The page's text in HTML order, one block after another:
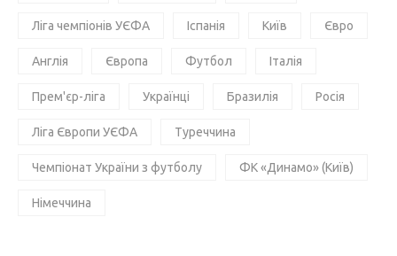
Ліга чемпіонів УЄФА Іспанія Київ Євро
Англія Європа Футбол Італія
Прем'єр-ліга Українці Бразилія Росія
Ліга Європи УЄФА Туреччина
Чемпіонат України з футболу ФК «Динамо» (Київ)
Німеччина